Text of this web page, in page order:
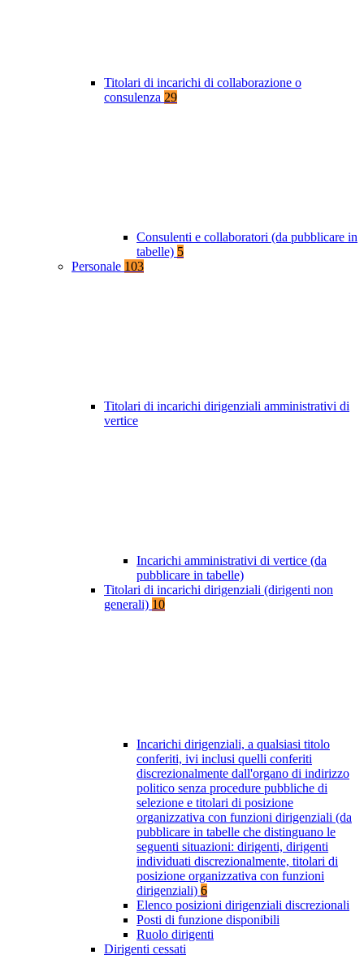
Titolari di incarichi di collaborazione o
consulenza 29
Consulenti e collaboratori (da pubblicare in
tabelle) 5
Personale 103
Titolari di incarichi dirigenziali amministrativi di
vertice
Incarichi amministrativi di vertice (da
pubblicare in tabelle)
Titolari di incarichi dirigenziali (dirigenti non
generali) 10
Incarichi dirigenziali, a qualsiasi titolo
conferiti, ivi inclusi quelli conferiti
discrezionalmente dall'organo di indirizzo
politico senza procedure pubbliche di
selezione e titolari di posizione
organizzativa con funzioni dirigenziali (da
pubblicare in tabelle che distinguano le
seguenti situazioni: dirigenti, dirigenti
individuati discrezionalmente, titolari di
posizione organizzativa con funzioni
dirigenziali) 6
Elenco posizioni dirigenziali discrezionali
Posti di funzione disponibili
Ruolo dirigenti
Dirigenti cessati